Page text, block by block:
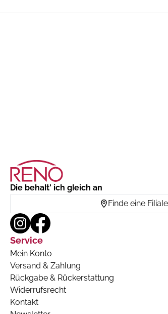
Die behalt' ich gleich an
Finde eine
Service
Mein Konto
Versand & Zahlung
Rückgabe & Rückerstattung
Widerrufsrecht
Kontakt